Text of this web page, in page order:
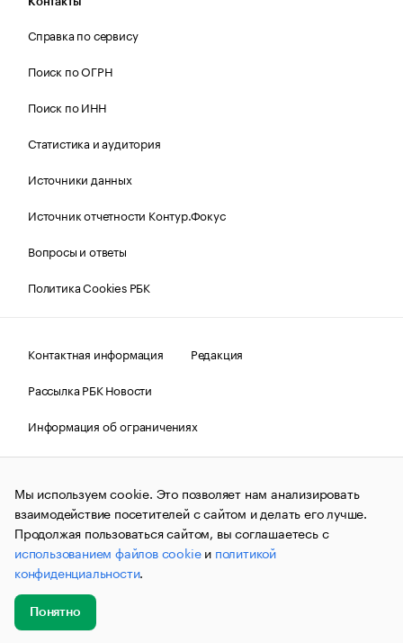
Справка по сервису
Поиск по ОГРН
Поиск по ИНН
Статистика и аудитория
Источники данных
Источник отчетности Контур.Фокус
Вопросы и ответы
Политика Cookies РБК
Контактная информация
Редакция
Рассылка РБК Новости
Информация об ограничениях
Правовая информация
О соблюдении авторских прав
© АО «РОСБИЗНЕСКОНСАЛТИНГ»,1995–2026.Сообщения
и материалы информационного агентства «РБК»
(зарегистрировано Федеральной службой по надзору в сфере
связи, информационных технологий и массовых
коммуникаций (Роскомнадзор) 09.12.2015 за номером ИА
№ФС77-63848) сопровождаются пометкой «РБК». Отдельные
публикации могут содержать информацию,
не предназначенную для пользователей
до 18 лет.
Мы используем cookie. Это позволяет нам анализировать
взаимодействие посетителей с сайтом и делать его лучше.
Продолжая пользоваться сайтом, вы соглашаетесь с
использованием файлов cookieи политикой
конфиденциальности.
Понятно